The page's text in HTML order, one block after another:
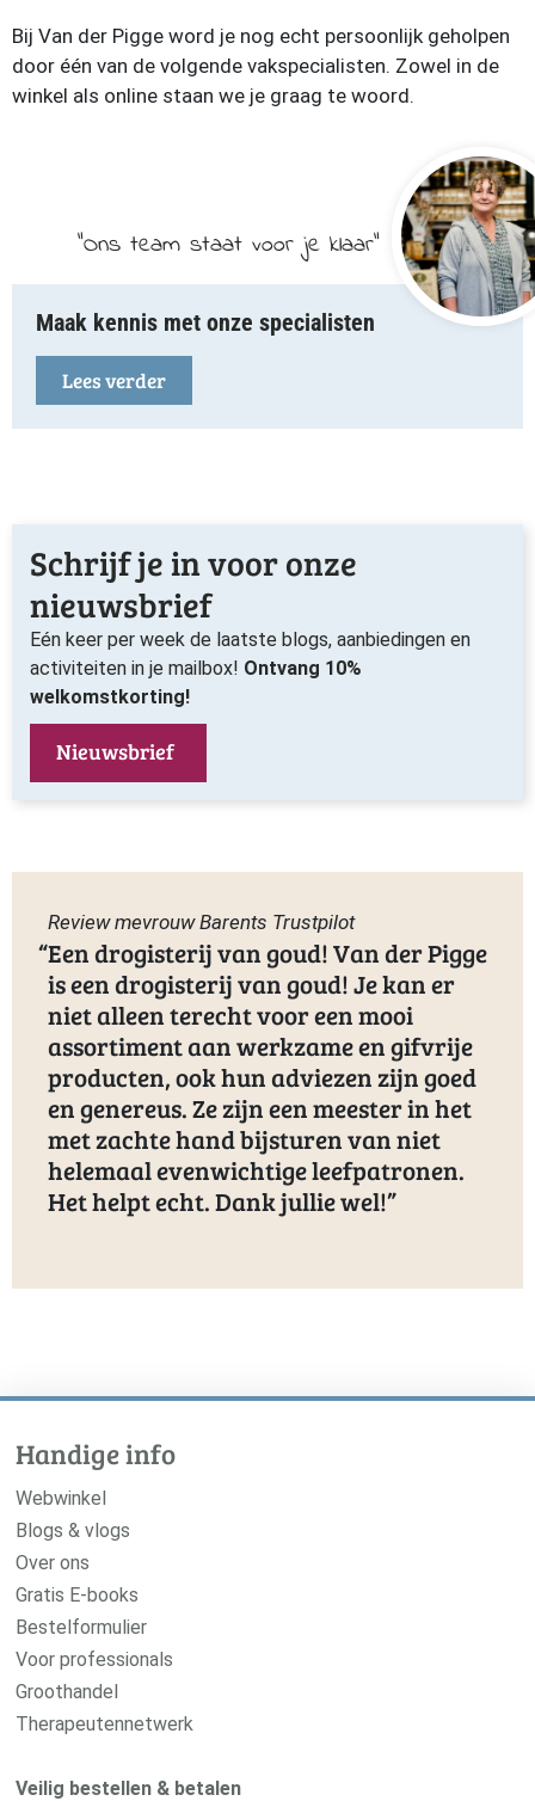
Bij Van der Pigge word je nog echt persoonlijk geholpen
door één van de volgende vakspecialisten. Zowel in de
winkel als online staan we je graag te woord.
Ons team staat voor je klaar
Maak kennis met onze specialisten
Lees verder
Schrijf je in voor onze
nieuwsbrief
Eén keer per week de laatste blogs, aanbiedingen en
activiteiten in je mailbox! Ontvang 10%
welkomstkorting!
Nieuwsbrief
Review mevrouw Barents Trustpilot
Een drogisterij van goud! Van der Pigge
is een drogisterij van goud! Je kan er
niet alleen terecht voor een mooi
assortiment aan werkzame en gifvrije
producten, ook hun adviezen zijn goed
en genereus. Ze zijn een meester in het
met zachte hand bijsturen van niet
helemaal evenwichtige leefpatronen.
Het helpt echt. Dank jullie wel!
Handige info
Webwinkel
Blogs & vlogs
Over ons
Gratis E-books
Bestelformulier
Voor professionals
Groothandel
Therapeutennetwerk
Veilig bestellen & betalen